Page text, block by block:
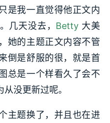
是我一直觉得他正文内
几天没去， Betty 大美
她的主题正文内容不管
倒是舒服的很，就是首
总是一个样看久了会不
没更新过呢。
主题换了，并且也在进